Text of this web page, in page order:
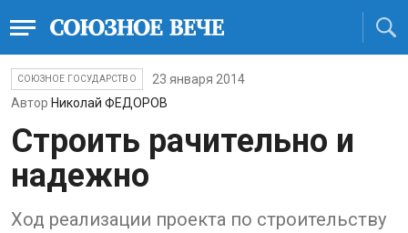
СОЮЗНОЕ ГОСУДАРСТВО
23 января 2014
Автор Николай ФЕДОРОВ
Строить рачительно и
надежно
Ход реализации проекта по строительству